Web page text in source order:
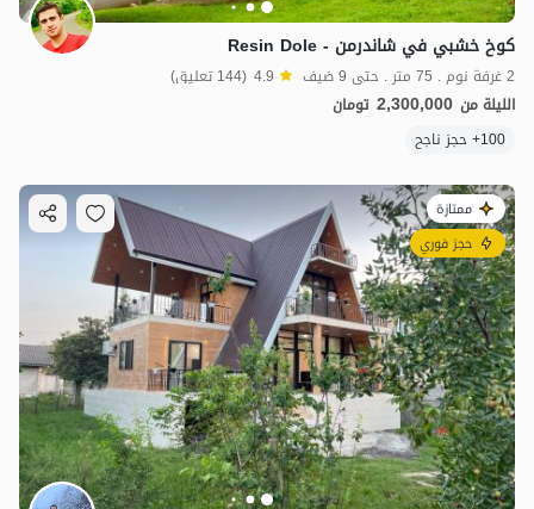
كوخ خشبي في شاندرمن - Resin Dole
2 غرفة نوم . 75 متر . حتى 9 ضيف 4.9 (144 تعليق)
الليلة من 2,300,000 تومان
100+ حجز ناجح
ممتازة
حجز فوري